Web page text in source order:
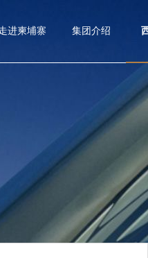
进柬埔寨 集团介绍